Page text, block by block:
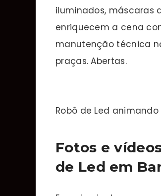
iluminados, máscaras
enriquecem a cena
manutenção técnica
praças. Abertas.
Robô de Led
Fotos e
de Led em